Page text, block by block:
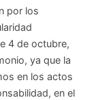
por los
4 de octubre,
ya que la
en los actos
en el